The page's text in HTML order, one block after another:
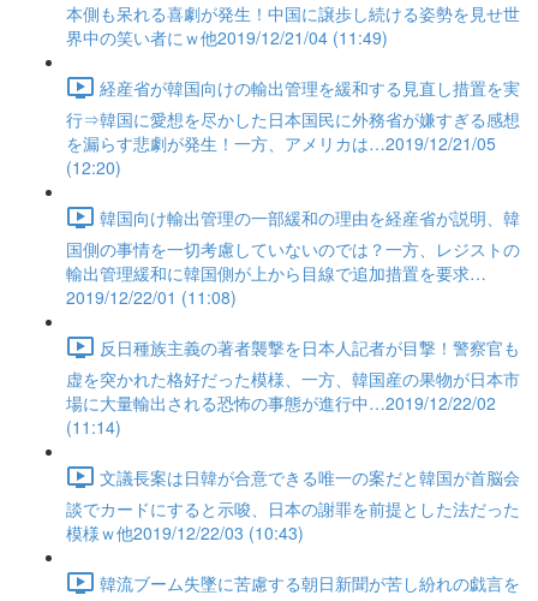
本側も呆れる喜劇が発生！中国に譲歩し続ける姿勢を見せ世
界中の笑い者にｗ他2019/12/21/04 (11:49)
経産省が韓国向けの輸出管理を緩和する見直し措置を実
行⇒韓国に愛想を尽かした日本国民に外務省が嫌すぎる感想
を漏らす悲劇が発生！一方、アメリカは…2019/12/21/05
(12:20)
韓国向け輸出管理の一部緩和の理由を経産省が説明、韓
国側の事情を一切考慮していないのでは？一方、レジストの
輸出管理緩和に韓国側が上から目線で追加措置を要求…
2019/12/22/01 (11:08)
反日種族主義の著者襲撃を日本人記者が目撃！警察官も
虚を突かれた格好だった模様、一方、韓国産の果物が日本市
場に大量輸出される恐怖の事態が進行中…2019/12/22/02
(11:14)
文議長案は日韓が合意できる唯一の案だと韓国が首脳会
談でカードにすると示唆、日本の謝罪を前提とした法だった
模様ｗ他2019/12/22/03 (10:43)
韓流ブーム失墜に苦慮する朝日新聞が苦し紛れの戯言を